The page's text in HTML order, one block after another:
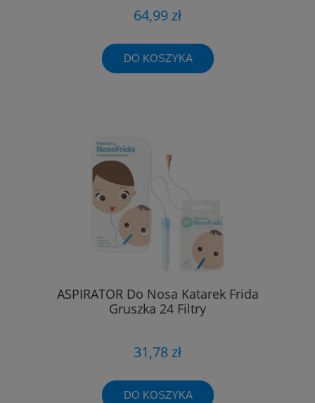
64,99 zł
DO KOSZYKA
ASPIRATOR Do Nosa Katarek Frida
Gruszka 24 Filtry
31,78 zł
DO KOSZYKA